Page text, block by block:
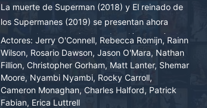
La muerte de Superman (2018) y El reinado de
los Supermanes (2019) se presentan ahora
como un largometraje de animación de más de
dos horas, sin abreviar y sin cortes.
Actores: Jerry O'Connell, Rebecca Romijn, Rainn
Wilson, Rosario Dawson, Jason O'Mara, Nathan
Fillion, Christopher Gorham, Matt Lanter, Shemar
Moore, Nyambi Nyambi, Rocky Carroll,
Cameron Monaghan, Charles Halford, Patrick
Fabian, Erica Luttrell